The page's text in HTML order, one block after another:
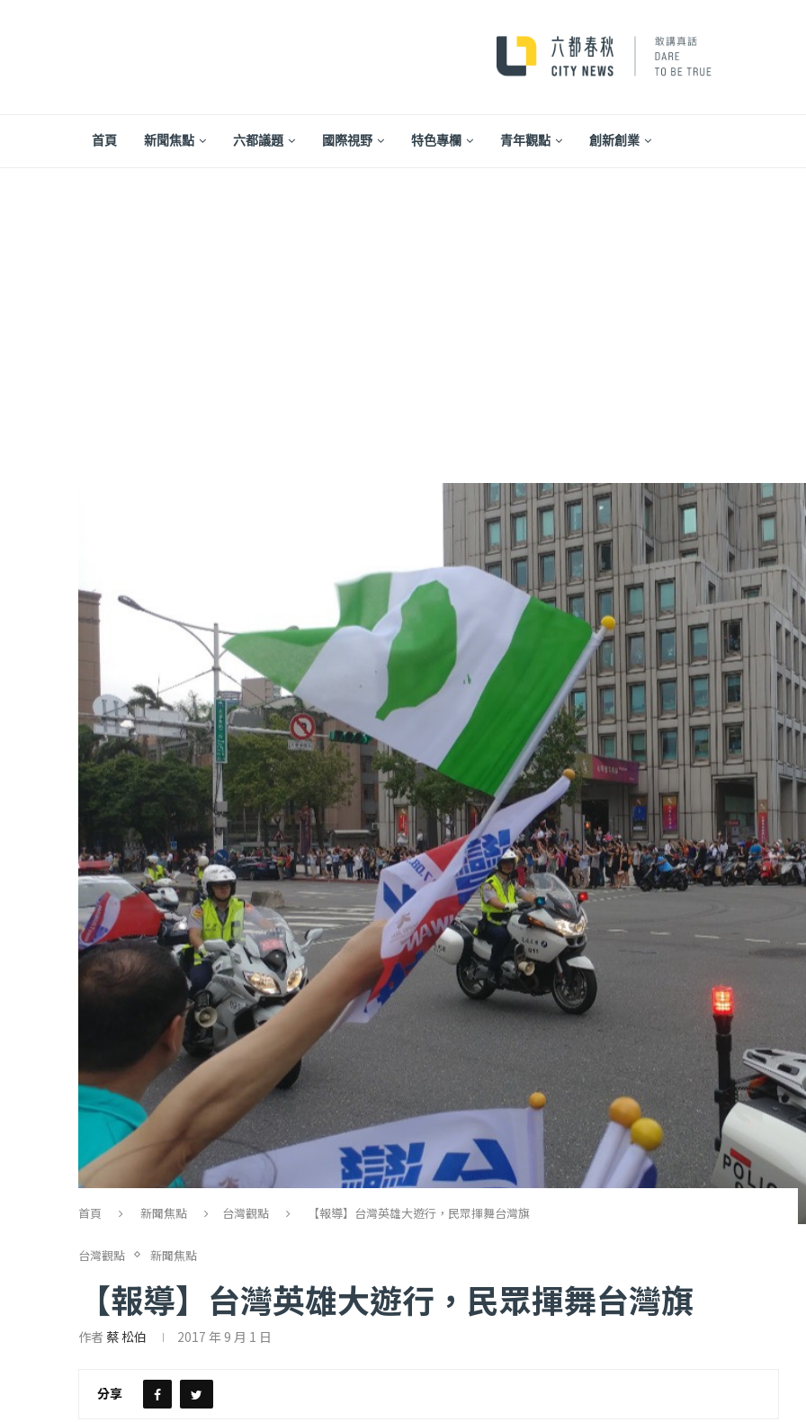
首頁 新聞焦點 六都議題 國際視野 特色專欄 青年觀點 創新創業
首頁 新聞焦點 台灣觀點 【報導】台灣英雄大遊行，民眾揮舞台灣旗
台灣觀點 新聞焦點
【報導】台灣英雄大遊行，民眾揮舞台灣旗
作者 蔡 松伯 2017 年 9 月 1 日
分享
論】國民黨在...